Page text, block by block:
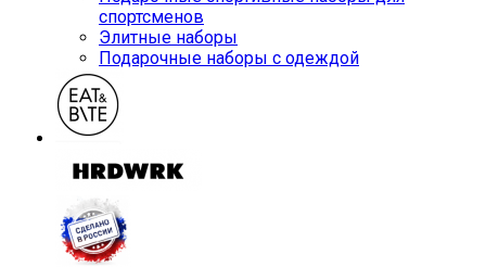
спортсменов
Элитные наборы
Подарочные наборы с одеждой